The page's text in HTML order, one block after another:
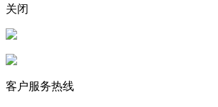
关闭
客户服务热线